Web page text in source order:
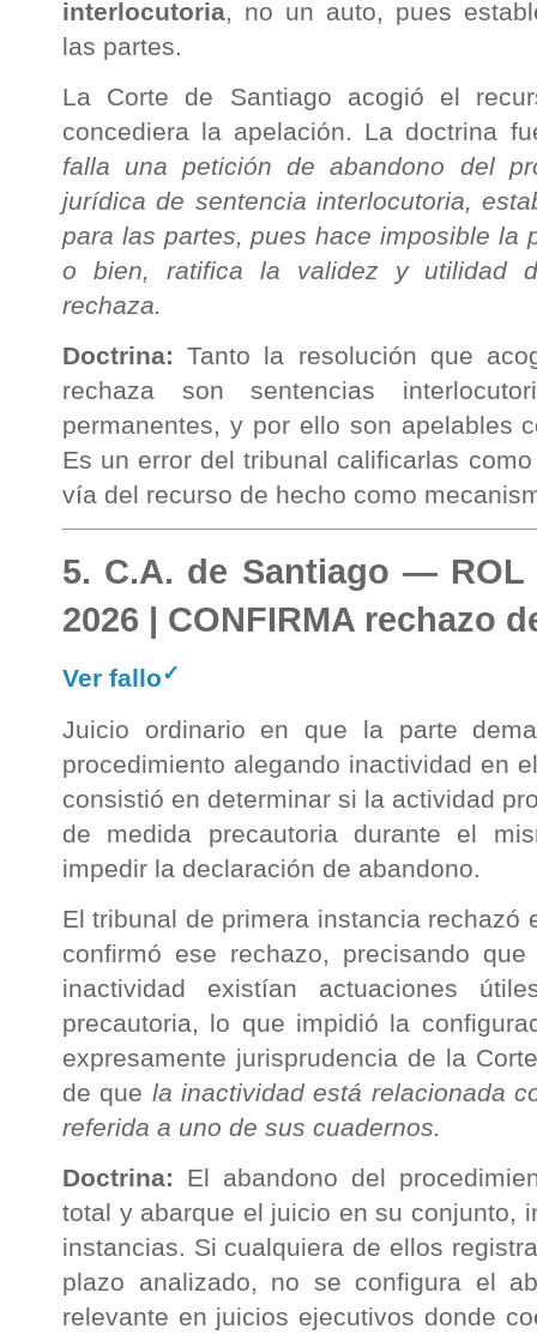
interlocutoria, no un auto, pues
las partes.
La Corte de Santiago acogió el
concediera la apelación. La doctrina
falla una petición de abandono del
jurídica de sentencia interlocutoria,
para las partes, pues hace imposible la
o bien, ratifica la validez y utilidad
rechaza.
Doctrina: Tanto la resolución que
rechaza son sentencias
permanentes, y por ello son apelables
Es un error del tribunal calificarlas
vía del recurso de hecho como
5. C.A. de Santiago — ROL
2026 | CONFIRMA rechazo
Ver fallo✓
Juicio ordinario en que la parte
procedimiento alegando inactividad en
consistió en determinar si la actividad
de medida precautoria durante el
impedir la declaración de abandono.
El tribunal de primera instancia rechazó
confirmó ese rechazo, precisando
inactividad existían actuaciones
precautoria, lo que impidió la
expresamente jurisprudencia de la
de que la inactividad está relacionada
referida a uno de sus cuadernos.
Doctrina: El abandono del
total y abarque el juicio en su conjunto,
instancias. Si cualquiera de ellos
plazo analizado, no se configura el
relevante en juicios ejecutivos donde